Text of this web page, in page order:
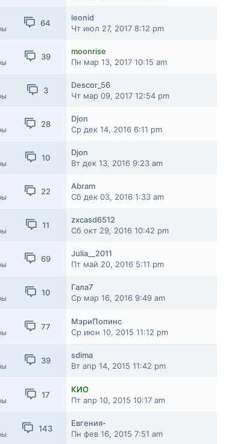
64
leonid
Чт июл 27, 2017 8:12 pm
39
moonrise
Пн мар 13, 2017 10:15 am
3
Descor_56
Чт мар 09, 2017 12:54 pm
28
Djon
Ср дек 14, 2016 6:11 pm
10
Djon
Вт дек 13, 2016 9:23 am
22
Abram
Сб дек 03, 2016 1:33 am
11
zxcasd6512
Сб окт 29, 2016 10:42 pm
69
Julia__2011
Пт май 20, 2016 5:11 pm
10
Гала7
Ср мар 16, 2016 9:49 am
77
МэриПопинс
Ср июн 10, 2015 11:12 pm
39
sdima
Вт апр 14, 2015 11:42 pm
17
КИО
Пт апр 10, 2015 10:17 am
143
Евгения-
Пн фев 16, 2015 7:51 am